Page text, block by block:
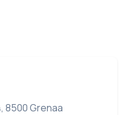
8500 Grenaa